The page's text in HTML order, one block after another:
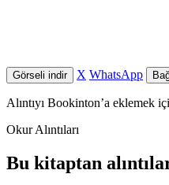
Görseli indir X WhatsApp
Alıntıyı Bookinton’a eklemek
Okur Alıntıları
Bu kitaptan